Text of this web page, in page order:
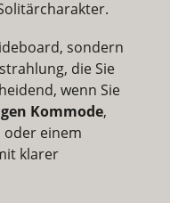
sondern
die Sie
wenn Sie
Kommode,
oder einem
klarer